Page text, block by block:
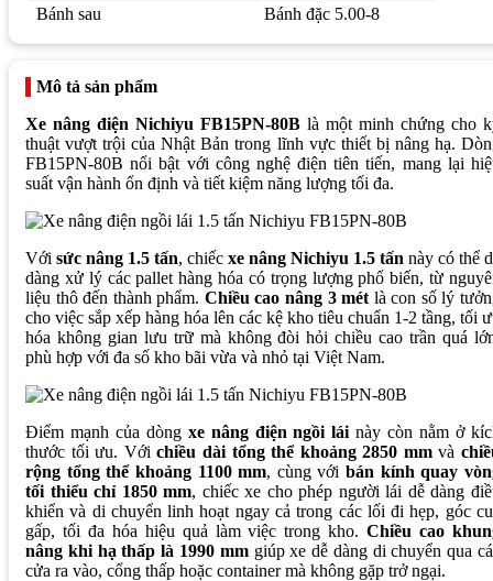
Bánh sau
Bánh đặc 5.00-8
Mô tả sản phẩm
Xe nâng điện Nichiyu FB15PN-80B là một minh chứng cho
thuật vượt trội của Nhật Bản trong lĩnh vực thiết bị nâng hạ.
FB15PN-80B nổi bật với công nghệ điện tiên tiến, mang lại
suất vận hành ổn định và tiết kiệm năng lượng tối đa.
Với sức nâng 1.5 tấn, chiếc xe nâng Nichiyu 1.5 tấn này có thể
dàng xử lý các pallet hàng hóa có trọng lượng phổ biến, từ
liệu thô đến thành phẩm. Chiều cao nâng 3 mét là con số lý
cho việc sắp xếp hàng hóa lên các kệ kho tiêu chuẩn 1-2 tầng, tối
hóa không gian lưu trữ mà không đòi hỏi chiều cao trần quá
phù hợp với đa số kho bãi vừa và nhỏ tại Việt Nam.
Điểm mạnh của dòng xe nâng điện ngồi lái này còn nằm ở
thước tối ưu. Vớichiều dài tổng thể khoảng 2850 mmvà
rộng tổng thể khoảng 1100 mm, cùng vớibán kính quay
tối thiểu chỉ 1850 mm, chiếc xe cho phép người lái dễ dàng
khiển và di chuyển linh hoạt ngay cả trong các lối đi hẹp, góc
gấp, tối đa hóa hiệu quả làm việc trong kho.Chiều cao
nâng khi hạ thấp là 1990 mmgiúp xe dễ dàng di chuyển qua
cửa ra vào, cổng thấp hoặc container mà không gặp trở ngại.